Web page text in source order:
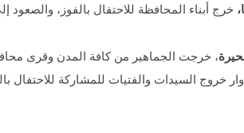
خرج أبناء المحافظة للاحتفال بالفوز، والصعود إلى كأس العالم «روسيا 2018»، ورقصوا على أنغام
، خرجت الجماهير من كافة المدن وقرى
خروج السيدات والفتيات للمشاركة للاحتفال